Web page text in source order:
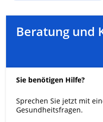
Beratung und
Sie benötigen Hilfe?
Sprechen Sie jetzt mit
Gesundheitsfragen.